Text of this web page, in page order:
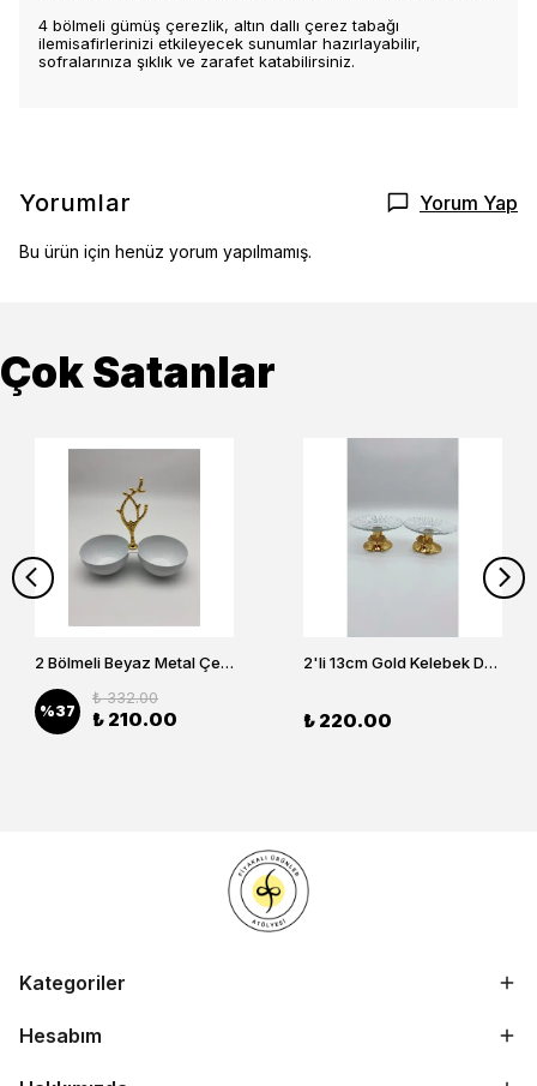
4 bölmeli gümüş çerezlik, altın dallı çerez tabağı
ilemisafirlerinizi etkileyecek sunumlar hazırlayabilir,
sofralarınıza şıklık ve zarafet katabilirsiniz.
Yorumlar Yorum Yap
Bu ürün için henüz yorum yapılmamış.
Çok Satanlar
2 Bölmeli Beyaz Metal Çerezlik, Altın Dallı Çerez Tabağı
%37
₺ 332.00
₺ 210.00
2'li 13cm Gold Kelebek Detaylı Metal Ayaklı Cam Lokumluk , Sunumluk , Şekerlik, Çerezlik
₺ 220.00
Kategoriler
Hesabım